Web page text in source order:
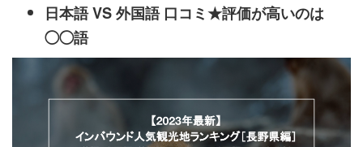
日本語 VS 外国語 口コミ★評価が高いのは
◯◯語